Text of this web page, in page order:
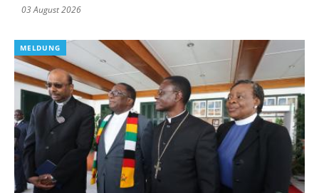
03 August 2026
MELDUNG